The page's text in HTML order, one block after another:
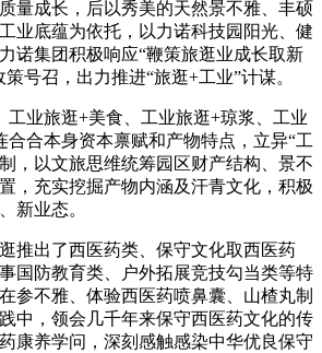
量成长，后以秀美的天然景不雅、丰硕
业底蕴为依托，以力诺科技园阳光、健
诺集团积极响应“鞭策旅逛业成长取新
号召，出力推进“旅逛+工业”计谋。
业旅逛+美食、工业旅逛+琼浆、工业
合合本身资本禀赋和产物特点，立异“工
，以文旅思维统筹园区财产结构、景不
，充实挖掘产物内涵及汗青文化，积极
新业态。
出了西医药类、保守文化取西医药
国防教育类、户外拓展竞技勾当类等特
参不雅、体验西医药喷鼻囊、山楂丸制
中，领会几千年来保守西医药文化的传
康养学问，深刻感触感染中华优良保守